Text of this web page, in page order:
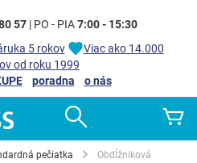
57 | PO - PIA7:00 - 15:30
5 rokov
Viac ako 14.000
od roku 1999
poradna
o nás
pečiatka Obdĺžniková